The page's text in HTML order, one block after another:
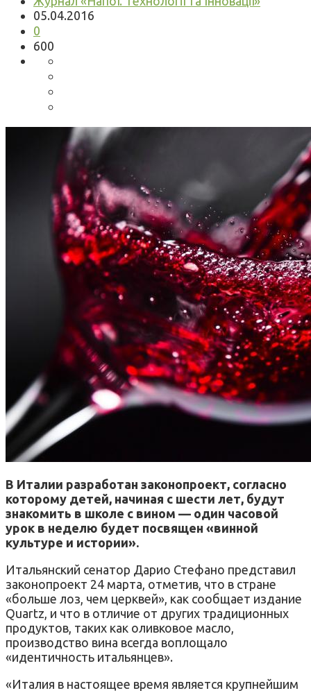
05.04.2016
0
600
В Италии разработан законопроект, согласно
которому детей, начиная с шести лет, будут
знакомить в школе с вином — один часовой
урок в неделю будет посвящен «винной
культуре и истории».
Итальянский сенатор Дарио Стефано представил
законопроект 24 марта, отметив, что в стране
«больше лоз, чем церквей», как сообщает издание
Quartz, и что в отличие от других традиционных
продуктов, таких как оливковое масло,
производство вина всегда воплощало
«идентичность итальянцев».
«Италия в настоящее время является крупнейшим